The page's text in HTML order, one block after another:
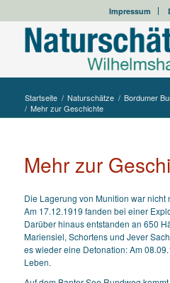
Impressum
Startseite / Naturschätze / Bordumer
/ Mehr zur Geschichte
Mehr zur
Die Lagerung von Munition war
Am 17.12.1919 fanden bei einer
Darüber hinaus entstanden an 650
Mariensiel, Schortens und Jever
es wieder eine Detonation: Am
Leben.